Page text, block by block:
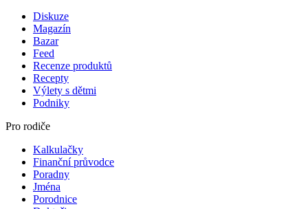
Diskuze
Magazín
Bazar
Feed
Recenze produktů
Recepty
Výlety s dětmi
Podniky
Pro rodiče
Kalkulačky
Finanční průvodce
Poradny
Jména
Porodnice